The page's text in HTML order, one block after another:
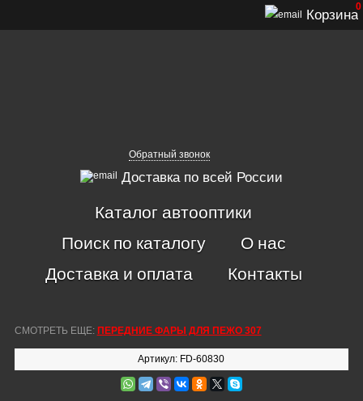
Обратный звонок
Доставка по всей России
Корзина
0
Каталог автооптики
Поиск по каталогу
О нас
Доставка и оплата
Контакты
СМОТРЕТЬ ЕЩЕ: ПЕРЕДНИЕ ФАРЫ ДЛЯ ПЕЖО 307
Артикул: FD-60830